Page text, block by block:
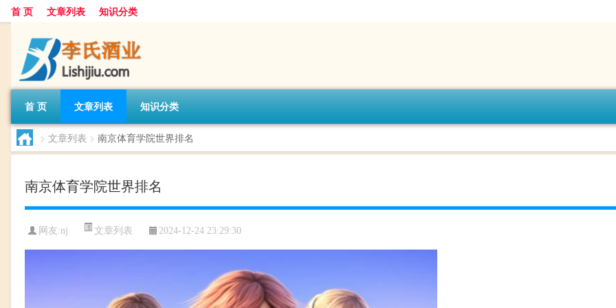
首 页 文章列表 知识分类
首 页 文章列表 知识分类
> 文章列表 > 南京体育学院世界排名
南京体育学院世界排名
网友:nj 文章列表 2024-12-24 23:29:30